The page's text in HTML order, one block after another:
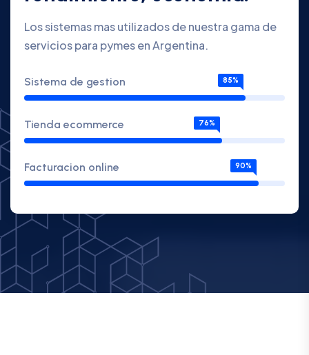
Los sistemas mas utilizados de nuestra gama de
servicios para pymes en Argentina.
Sistema de gestion 85%
Tienda ecommerce 76%
Facturacion online 90%